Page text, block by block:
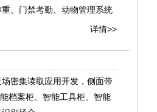
、门禁考勤、动物管理系统
详情>>
密集读取应用开发，侧面带
档案柜、智能工具柜、智能